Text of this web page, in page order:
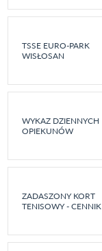
TSSE EURO-PARK
WISŁOSAN
WYKAZ DZIENNYCH
OPIEKUNÓW
ZADASZONY KORT
TENISOWY - CENNIK